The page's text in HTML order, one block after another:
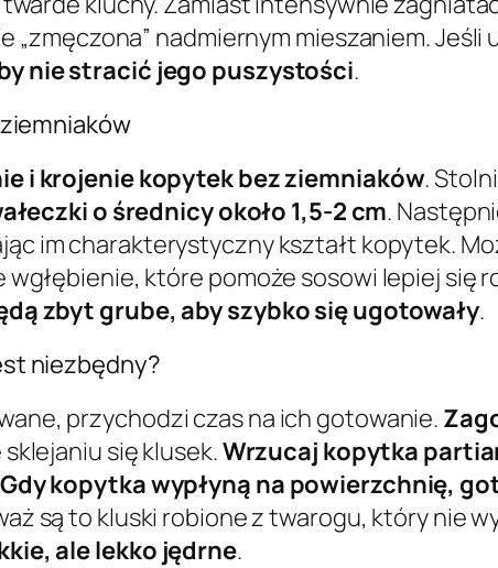
„zmęczona” nadmiernym mieszaniem. Jeśli
nie stracić jego puszystości.
i krojenie kopytek bez ziemniaków.
o średnicy około 1,5-2 cm.
im charakterystyczny kształt kopytek.
które pomoże sosowi lepiej się
zbyt grube, aby szybko się ugotowały.
niezbędny?
przychodzi czas na ich gotowanie.
się klusek.Wrzucaj kopytka
Gdy kopytka wypłyną na powierzchnię,
są to kluski robione z twarogu, który nie
ale lekko jędrne.